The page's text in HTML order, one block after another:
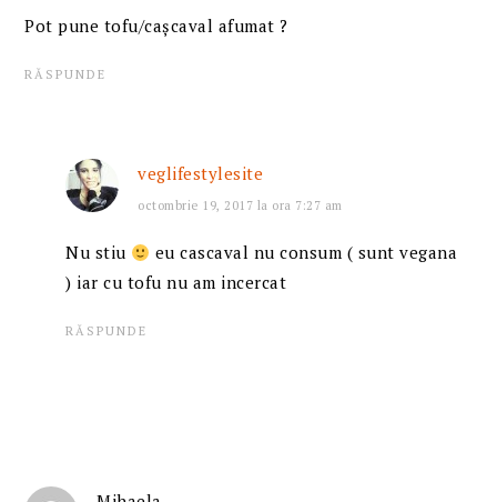
Pot pune tofu/cașcaval afumat ?
RĂSPUNDE
veglifestylesite
octombrie 19, 2017 la ora 7:27 am
Nu stiu
eu cascaval nu consum ( sunt vegana
) iar cu tofu nu am incercat
RĂSPUNDE